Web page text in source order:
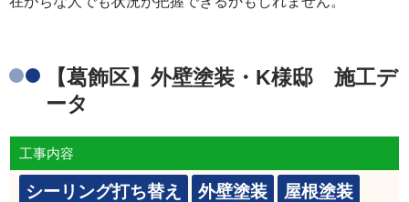
【葛飾区】外壁塗装・K様邸 施工デ
ータ
工事内容
シーリング打ち替え 外壁塗装
屋根塗装